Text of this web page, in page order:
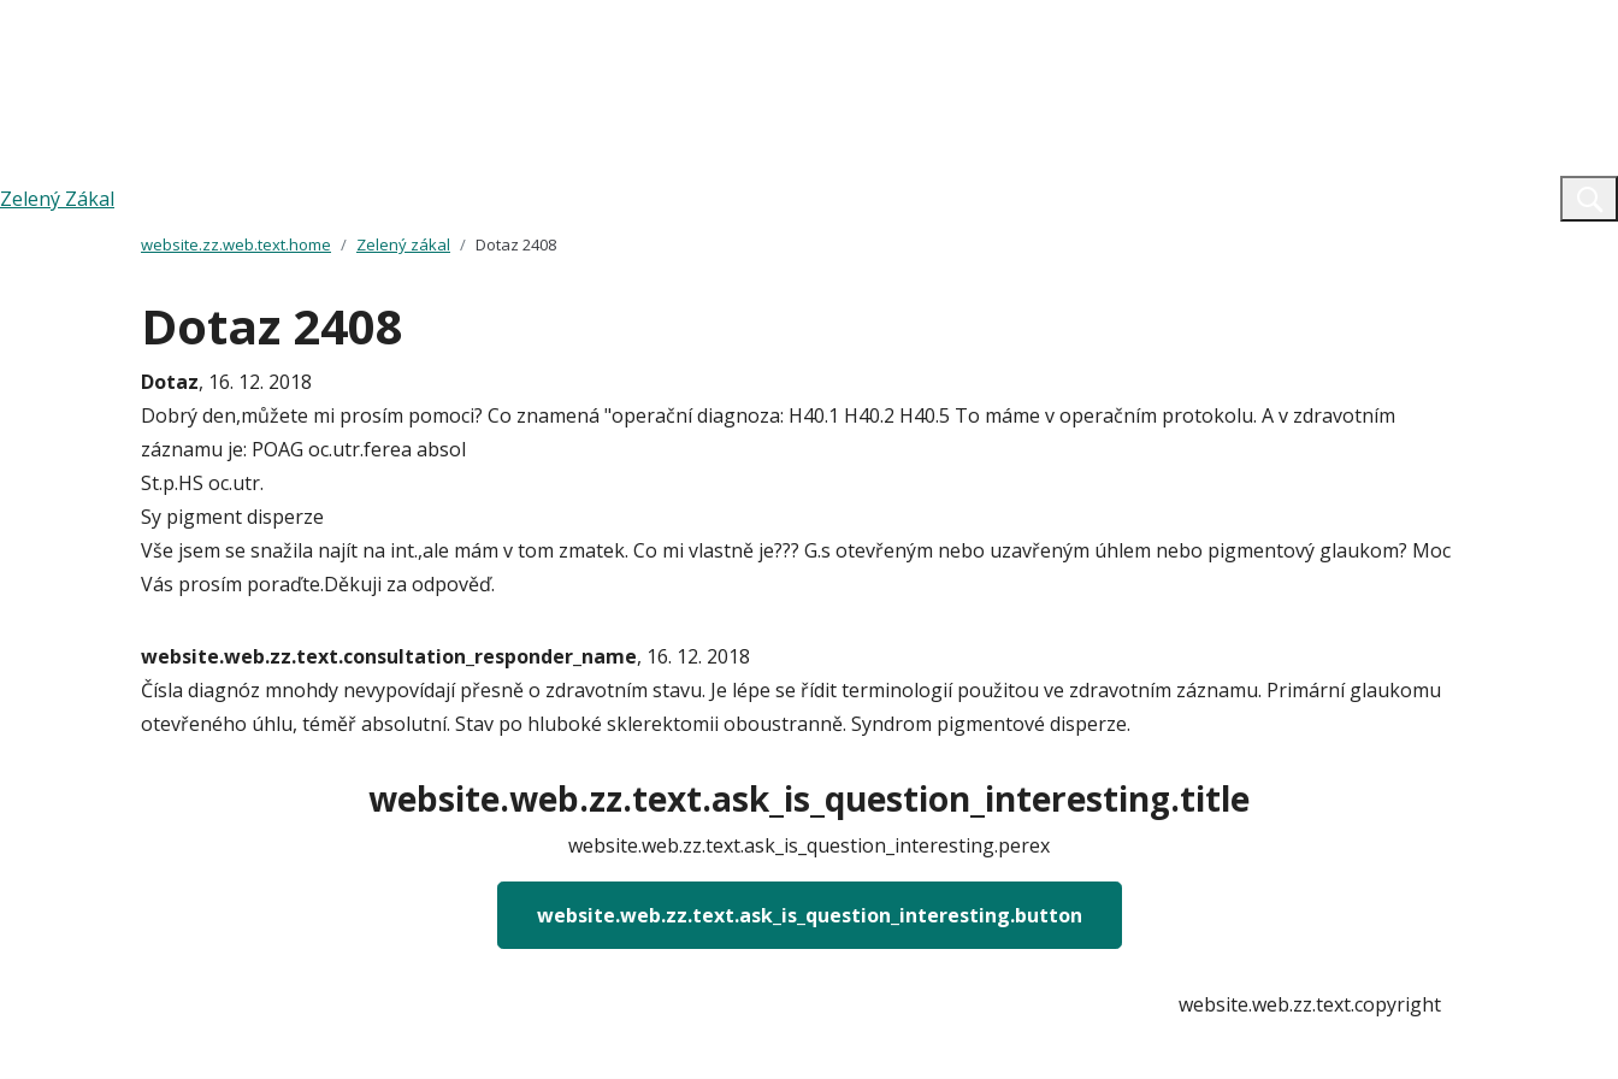
Zelený Zákal
website.zz.web.text.home Zelený zákal Dotaz 2408
Dotaz 2408
Dotaz, 16. 12. 2018
Dobrý den,můžete mi prosím pomoci? Co znamená "operační diagnoza: H40.1 H40.2 H40.5 To máme v operačním protokolu. A v zdravotním
záznamu je: POAG oc.utr.ferea absol
St.p.HS oc.utr.
Sy pigment disperze
Vše jsem se snažila najít na int.,ale mám v tom zmatek. Co mi vlastně je??? G.s otevřeným nebo uzavřeným úhlem nebo pigmentový glaukom? Moc
Vás prosím poraďte.Děkuji za odpověď.
website.web.zz.text.consultation_responder_name, 16. 12. 2018
Čísla diagnóz mnohdy nevypovídají přesně o zdravotním stavu. Je lépe se řídit terminologií použitou ve zdravotním záznamu. Primární glaukomu
otevřeného úhlu, téměř absolutní. Stav po hluboké sklerektomii oboustranně. Syndrom pigmentové disperze.
website.web.zz.text.ask_is_question_interesting.title
website.web.zz.text.ask_is_question_interesting.perex
website.web.zz.text.ask_is_question_interesting.button
website.web.zz.text.copyright